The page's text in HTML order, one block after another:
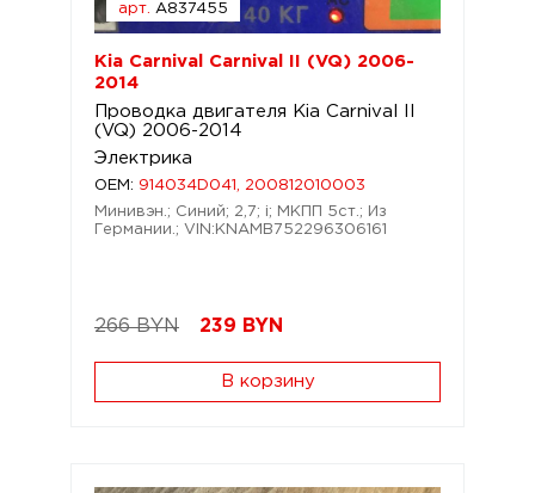
арт. A837455
Kia Carnival Carnival II (VQ) 2006-
2014
Проводка двигателя Kia Carnival II
(VQ) 2006-2014
Электрика
OEM: 914034D041, 200812010003
Минивэн.; Синий; 2,7; i; МКПП 5ст.; Из
Германии.; VIN:KNAMB752296306161
266 BYN 239 BYN
В корзину